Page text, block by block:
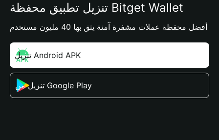
تنزيل تطبيق محفظة Bitget Wallet
أفضل محفظة عملات مشفرة آمنة يثق بها 40 مليون مستخدم
تنزيل Android APK
تنزيل من Google Play